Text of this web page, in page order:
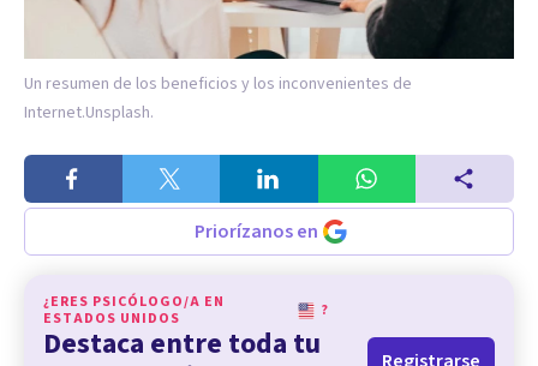
Un resumen de los beneficios y los inconvenientes de
Internet.Unsplash.
Priorízanos en
¿ERES PSICÓLOGO/A EN
ESTADOS UNIDOS
?
Destaca entre toda tu